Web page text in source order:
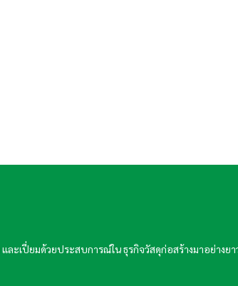
เปี่ยมด้วยประสบการณ์ใน ธุรกิจวัสดุก่อสร้างมาอย่างย